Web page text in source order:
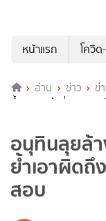
หน้าแรก
โควิด
อ่าน ข่าว ข่
ย้ำเอาผิดถึงที่สุด เดินห
อนุทินลุยล้
ย้ำเอาผิดถึ
สอบ